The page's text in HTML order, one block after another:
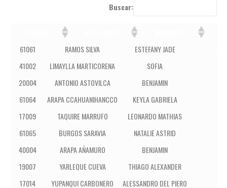
Buscar:
CÓDIGO
APELLIDOS NOMBRES
61061 RAMOS SILVA ESTEFANY JADE
41002
LIMAYLLA MARTICORENA SOFIA
20004
ANTONIO ASTOVILCA BENJAMIN
61064
ARAPA CCAHUANIHANCCO KEYLA GABRIELA
17009
TAQUIRE MARRUFO LEONARDO MATHIAS
61065
BURGOS SARAVIA NATALIE ASTRID
40004
ARAPA AÑAMURO BENJAMIN
19007
YARLEQUE CUEVA
THIAGO ALEXANDER
17014
YUPANQUI CARBONERO ALESSANDRO DEL PIERO